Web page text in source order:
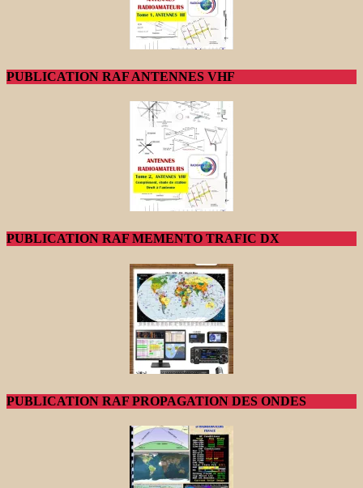
PUBLICATION RAF ANTENNES VHF
PUBLICATION RAF MEMENTO TRAFIC DX
PUBLICATION RAF PROPAGATION DES ONDES